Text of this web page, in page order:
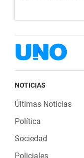
NOTICIAS
Últimas Noticias
Política
Sociedad
Policiales